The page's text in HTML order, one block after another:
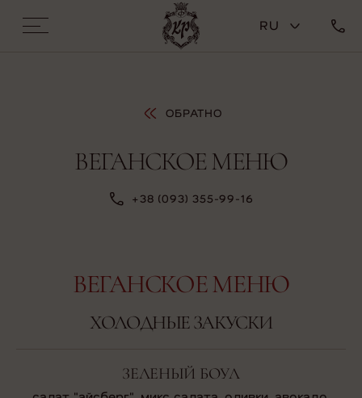
RU
ОБРАТНО
ВЕГАНСКОЕ МЕНЮ
+38 (093) 355-99-16
ВЕГАНСКОЕ МЕНЮ
ХОЛОДНЫЕ ЗАКУСКИ
ЗЕЛЕНЫЙ БОУЛ